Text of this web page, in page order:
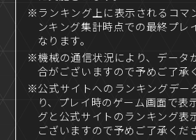
※ランキング上に表示されるコマ
ンキング集計時点での最終プレ
なります。
※機械の通信状況により、データ
合がございますので予めご了承
※公式サイトへのランキングデー
り、プレイ時のゲーム画面で表
グと公式サイトのランキング表
ございますので予めご了承くだ